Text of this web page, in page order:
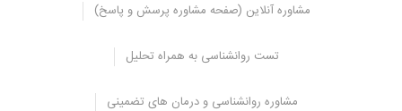
مشاوره آنلاین (صفحه مشاوره پرسش و پاسخ)
تست روانشناسی به همراه تحلیل
مشاوره روانشناسی و درمان های تضمینی
طوری که ذهنشان شرطی شده است و به مواد مخدر اعتیاد پیدا می کنند.
شرطی شود دیگر نمی توانند بدون ماده مخدر رابطه جنسی خوب و
این شرایط باعث می شود تا اعتماد به نفس فرد کاهش یابد و علائم